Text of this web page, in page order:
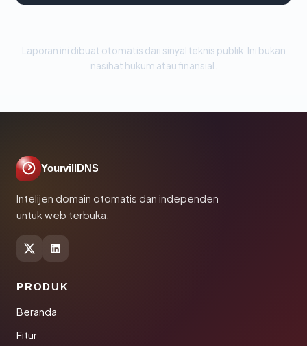
Laporan ini dibuat otomatis dari sinyal teknis publik. Ini bukan
nasihat hukum atau finansial.
YourvillDNS
Intelijen domain otomatis dan independen
untuk web terbuka.
PRODUK
Beranda
Fitur